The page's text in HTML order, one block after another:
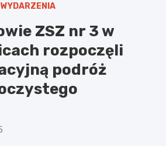
WYDARZENIA
ZSZ nr 3 w
rozpoczęli
podróż